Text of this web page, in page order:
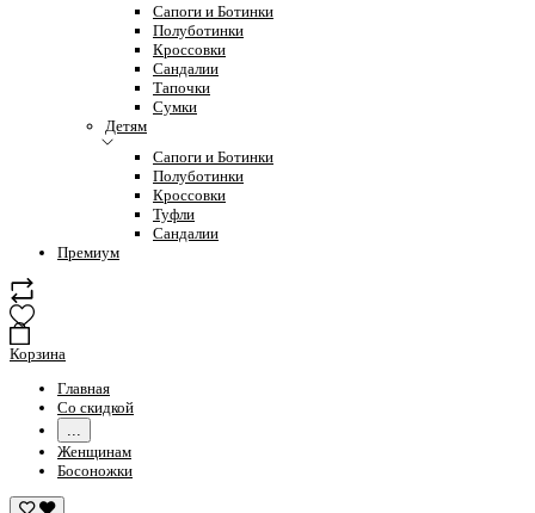
Сапоги и Ботинки
Полуботинки
Кроссовки
Сандалии
Тапочки
Сумки
Детям
Сапоги и Ботинки
Полуботинки
Кроссовки
Туфли
Сандалии
Премиум
Корзина
Главная
Со скидкой
...
Женщинам
Босоножки